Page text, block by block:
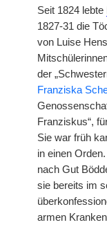
Seit 1824 lebte
1827-31 die
von Luise
der
Franziska
Franziskus“,
Sie war früh
in einen
nach Gut
sie bereits im
armen